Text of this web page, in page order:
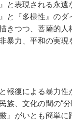
と表現される永遠
と『多様性』のダ
きつつ、菩薩的人
暴力、平和の実現
報復による暴力性
族、文化の間の“
』がいとも簡単に